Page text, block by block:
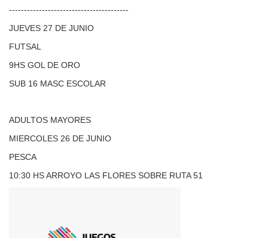
----------------------------------------
JUEVES 27 DE JUNIO
FUTSAL
9HS GOL DE ORO
SUB 16 MASC ESCOLAR
ADULTOS MAYORES
MIERCOLES 26 DE JUNIO
PESCA
10:30 HS ARROYO LAS FLORES SOBRE RUTA 51